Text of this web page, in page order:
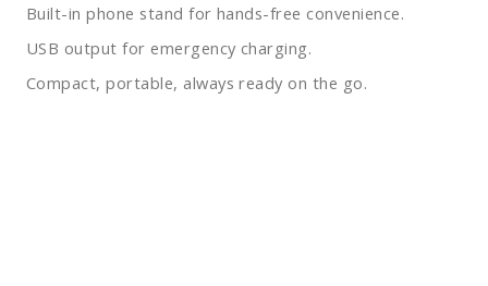
Built-in phone stand for hands-free convenience.
USB output for emergency charging.
Compact, portable, always ready on the go.